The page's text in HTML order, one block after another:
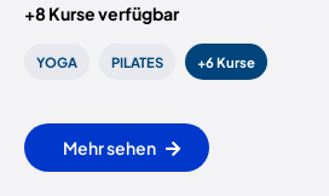
+8 Kurse verfügbar
YOGA PILATES +6 Kurse
Mehr sehen